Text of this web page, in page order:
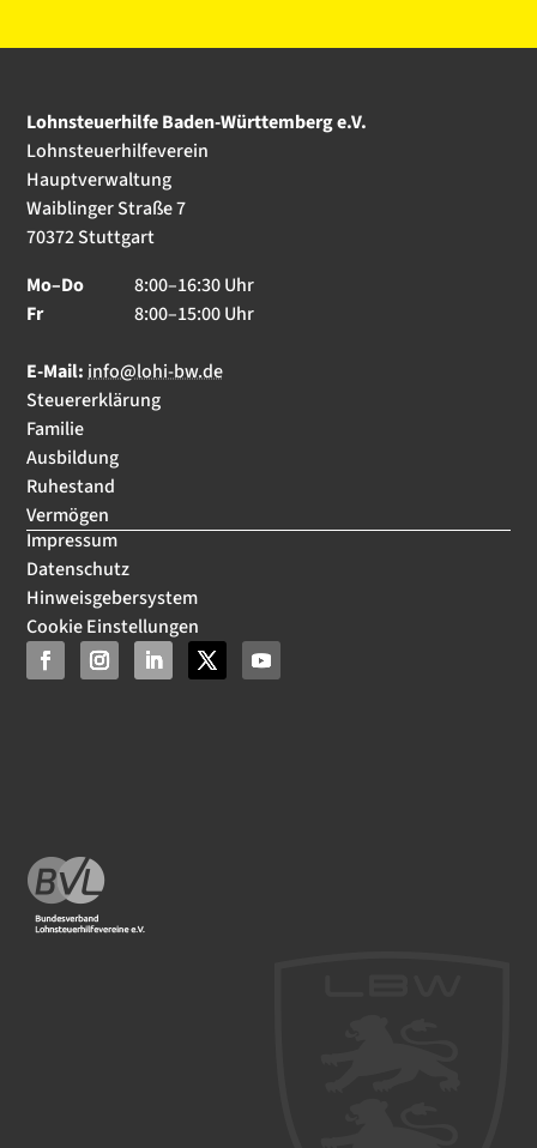
Lohnsteuerhilfe Baden-Württemberg e.V.
Lohnsteuerhilfeverein
Hauptverwaltung
Waiblinger Straße 7
70372 Stuttgart
Mo–Do
8:00–16:30 Uhr
Fr
8:00–15:00 Uhr
E-Mail: info@lohi-bw.de
Steuererklärung
Familie
Ausbildung
Ruhestand
Vermögen
Impressum
Datenschutz
Hinweisgebersystem
Cookie Einstellungen